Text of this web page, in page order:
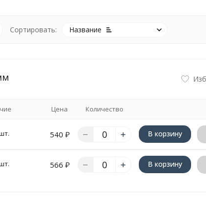
Сортировать: Название
Цена Количество
540 ₽ В корзину
566 ₽ В корзину